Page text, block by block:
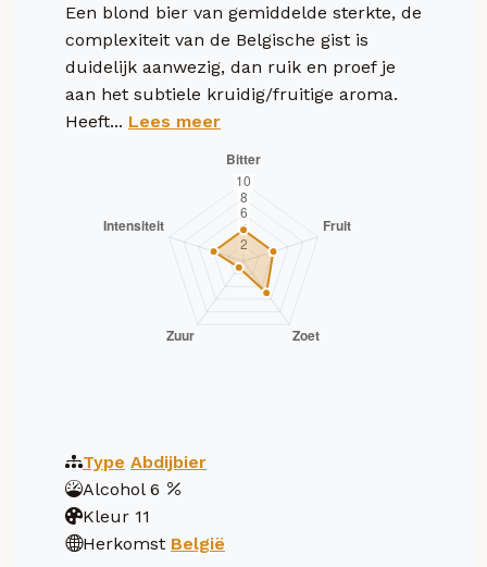
Een blond bier van gemiddelde sterkte, de
complexiteit van de Belgische gist is
duidelijk aanwezig, dan ruik en proef je
aan het subtiele kruidig/fruitige aroma.
Heeft... Lees meer
Type Abdijbier
Alcohol 6
Kleur 11
Herkomst België